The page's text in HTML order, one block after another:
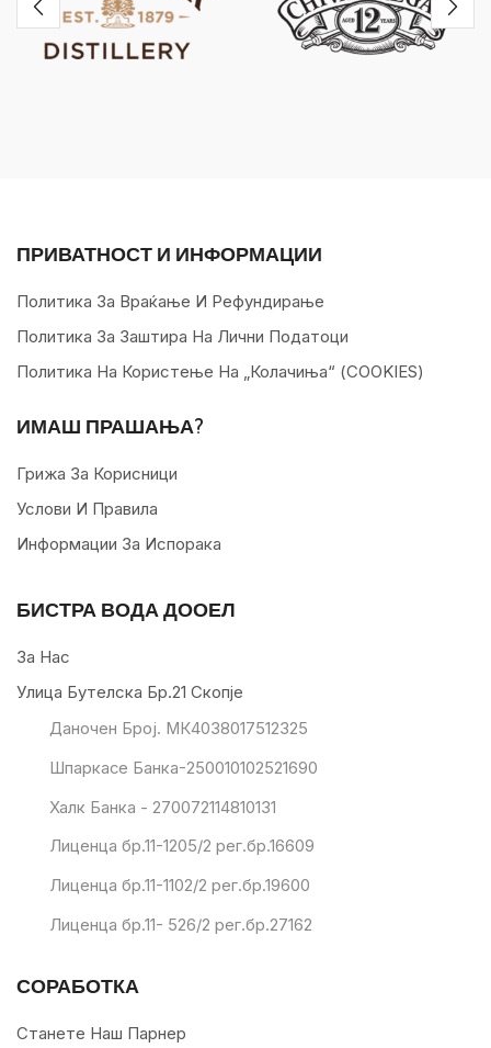
ПРИВАТНОСТ И ИНФОРМАЦИИ
Политика За Враќање И Рефундирање
Политика За Заштира На Лични Податоци
Политика На Користење На „колачиња“ (COOKIES)
ИМАШ ПРАШАЊА?
Грижа За Корисници
Услови И Правила
Информации За Испорака
БИСТРА ВОДА ДООЕЛ
За Нас
Улица Бутелска Бр.21 Скопје
Даночен Број. МК4038017512325
Шпаркасе Банка-250010102521690
Халк Банка - 270072114810131
Лиценца бр.11-1205/2 рег.бр.16609
Лиценца бр.11-1102/2 рег.бр.19600
Лиценца бр.11- 526/2 рег.бр.27162
СОРАБОТКА
Станете Наш Парнер